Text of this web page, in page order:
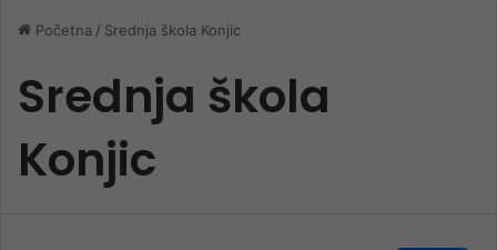
Početna / Srednja škola Konjic
Srednja škola
Konjic